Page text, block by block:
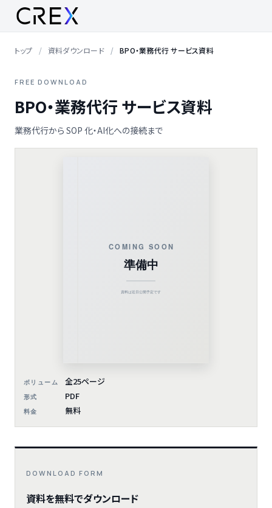
トップ 資料ダウンロード BPO・業務代行 サービス資料
FREE DOWNLOAD
BPO・業務代行 サービス資料
業務代行から SOP 化・AI化への接続まで
ボリューム 全25ページ
形式 PDF
料金 無料
DOWNLOAD FORM
資料を無料でダウンロード